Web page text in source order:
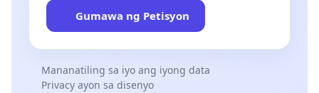
Gumawa ng Petisyon
Mananatiling sa iyo ang iyong data
Privacy ayon sa disenyo